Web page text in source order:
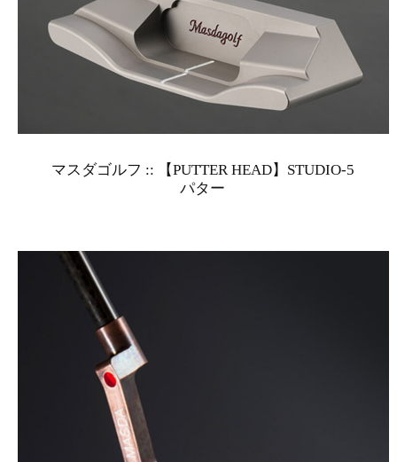
マスダゴルフ :: 【PUTTER HEAD】STUDIO-5
パター